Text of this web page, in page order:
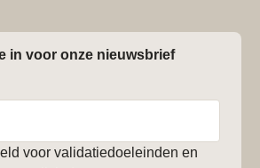
in voor onze nieuwsbrief
voor validatiedoeleinden en